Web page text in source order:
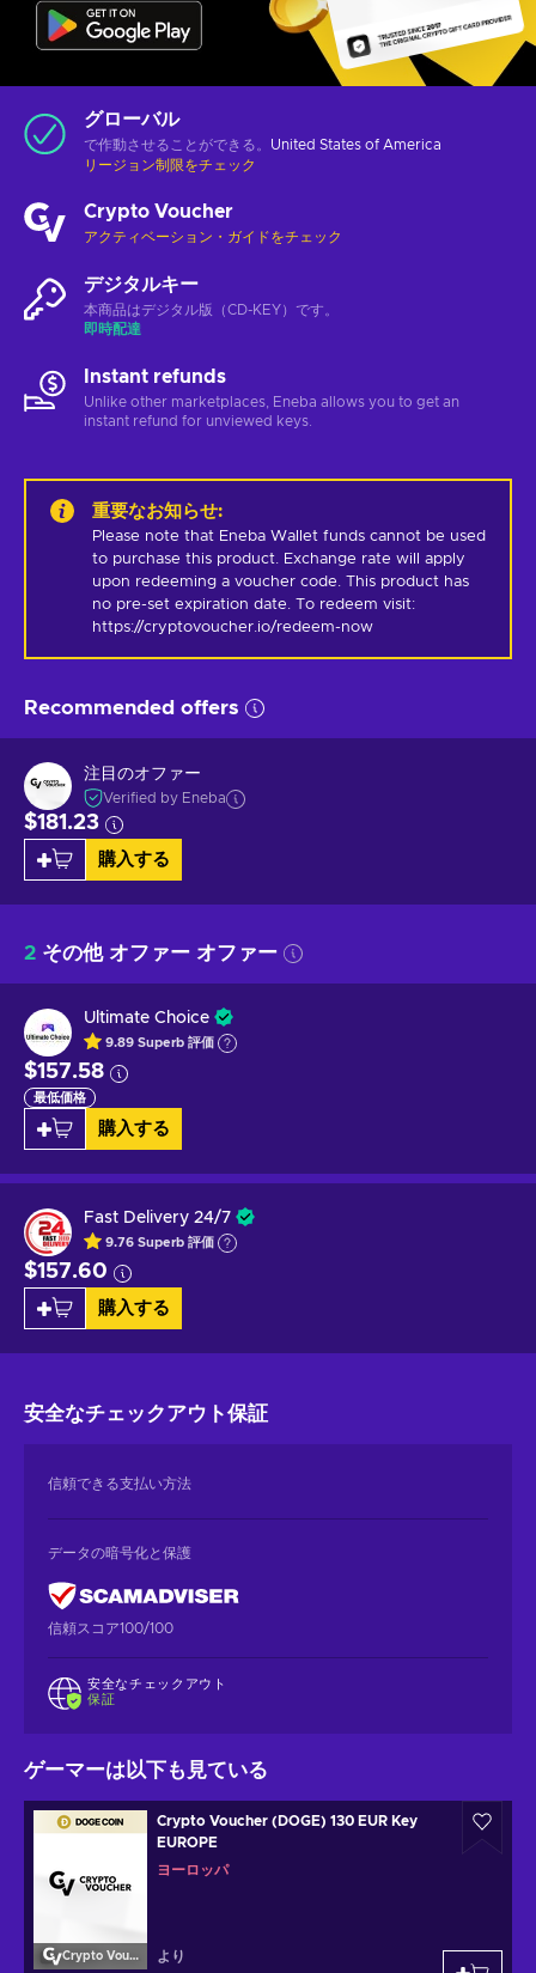
グローバル
で作動させることができる。 United States of America
リージョン制限をチェック
Crypto Voucher
アクティベーション・ガイドをチェック
デジタルキー
本商品はデジタル版（CD-KEY）です。
即時配達
Instant refunds
Unlike other marketplaces, Eneba allows you to get an
instant refund for unviewed keys.
重要なお知らせ:
Please note that Eneba Wallet funds cannot be used
to purchase this product. Exchange rate will apply
upon redeeming a voucher code. This product has
no pre-set expiration date. To redeem visit:
https://cryptovoucher.io/redeem-now
Recommended offers
注目のオファー
Verified by Eneba
$181.23
購入する
2 その他 オファー オファー
Ultimate Choice
9.89 Superb 評価
$157.58
最低価格
購入する
Fast Delivery 24/7
9.76 Superb 評価
$157.60
購入する
安全なチェックアウト保証
信頼できる支払い方法
データの暗号化と保護
信頼スコア100/100
安全なチェックアウト
保証
ゲーマーは以下も見ている
Crypto Voucher
Crypto Voucher (DOGE) 130 EUR Key
EUROPE
ヨーロッパ
より